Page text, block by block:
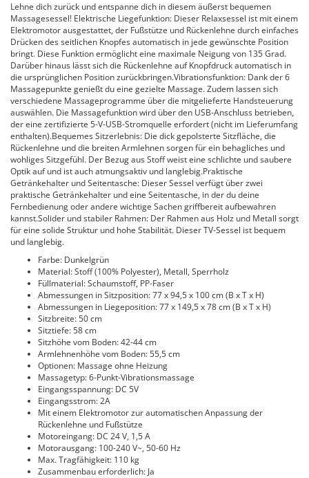
Lehne dich zurück und entspanne dich in diesem äußerst bequemen
Massagesessel! Elektrische Liegefunktion: Dieser Relaxsessel ist mit einem
Elektromotor ausgestattet, der Fußstütze und Rückenlehne durch einfaches
Drücken des seitlichen Knopfes automatisch in jede gewünschte Position
bringt. Diese Funktion ermöglicht eine maximale Neigung von 135 Grad.
Darüber hinaus lässt sich die Rückenlehne auf Knopfdruck automatisch in
die ursprünglichen Position zurückbringen.Vibrationsfunktion: Dank der 6
Massagepunkte genießt du eine gezielte Massage. Zudem lassen sich
verschiedene Massageprogramme über die mitgelieferte Handsteuerung
auswählen. Die Massagefunktion wird über den USB-Anschluss betrieben,
der eine zertifizierte 5-V-USB-Stromquelle erfordert (nicht im Lieferumfang
enthalten).Bequemes Sitzerlebnis: Die dick gepolsterte Sitzfläche, die
Rückenlehne und die breiten Armlehnen sorgen für ein behagliches und
wohliges Sitzgefühl. Der Bezug aus Stoff weist eine schlichte und saubere
Optik auf und ist auch atmungsaktiv und langlebig.Praktische
Getränkehalter und Seitentasche: Dieser Sessel verfügt über zwei
praktische Getränkehalter und eine Seitentasche, in der du deine
Fernbedienung oder andere wichtige Sachen griffbereit aufbewahren
kannst.Solider und stabiler Rahmen: Der Rahmen aus Holz und Metall sorgt
für eine solide Struktur und hohe Stabilität. Dieser TV-Sessel ist bequem
und langlebig.
Farbe: Dunkelgrün
Material: Stoff (100% Polyester), Metall, Sperrholz
Füllmaterial: Schaumstoff, PP-Faser
Abmessungen in Sitzposition: 77 x 94,5 x 100 cm (B x T x H)
Abmessungen in Liegeposition: 77 x 149,5 x 78 cm (B x T x H)
Sitzbreite: 50 cm
Sitztiefe: 58 cm
Sitzhöhe vom Boden: 42-44 cm
Armlehnenhöhe vom Boden: 55,5 cm
Optionen: Massage ohne Heizung
Massagetyp: 6-Punkt-Vibrationsmassage
Eingangsspannung: DC 5V
Eingangsstrom: 2A
Mit einem Elektromotor zur automatischen Anpassung der
Rückenlehne und Fußstütze
Motoreingang: DC 24 V, 1,5 A
Motorausgang: 100-240 V~, 50-60 Hz
Max. Tragfähigkeit: 110 kg
Zusammenbau erforderlich: Ja